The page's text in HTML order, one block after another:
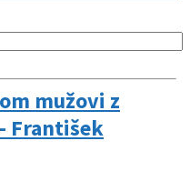
mužovi z
František